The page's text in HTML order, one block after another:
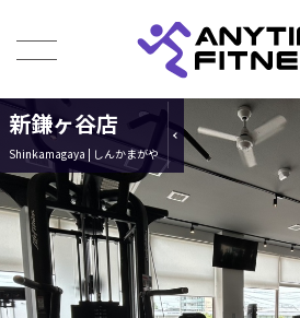
新鎌ヶ谷店
Shinkamagaya | しんかまがや